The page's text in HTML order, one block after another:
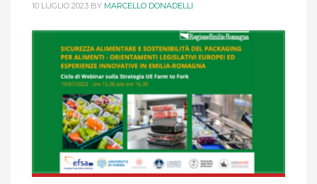
10 LUGLIO 2023 BY MARCELLO DONADELLI